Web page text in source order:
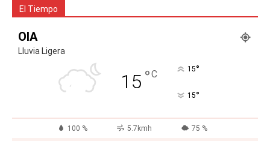
El Tiempo
OIA
Lluvia Ligera
15 °C 15°
15°
100 % 5.7kmh 75 %